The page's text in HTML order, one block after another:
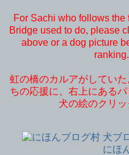
For Sachi who follows
Bridge used to do, please
above or a dog picture
虹の橋のカルアがしてい
ちの応援に、右上にある
犬の絵のクリッ
にほ